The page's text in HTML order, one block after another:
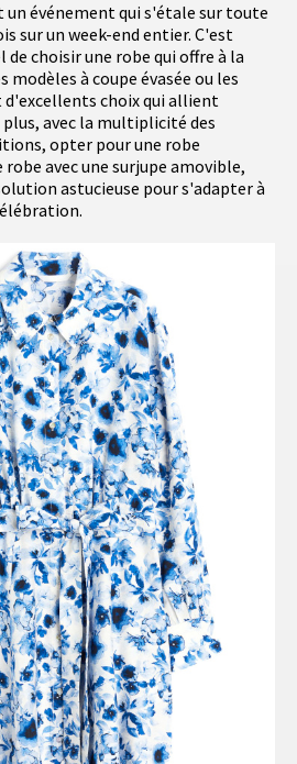
un événement qui s'étale sur toute
sur un week-end entier. C'est
choisir une robe qui offre à la
à coupe évasée ou les
choix qui allient
plus, avec la multiplicité des
opter pour une robe
avec une surjupe amovible,
astucieuse pour s'adapter à